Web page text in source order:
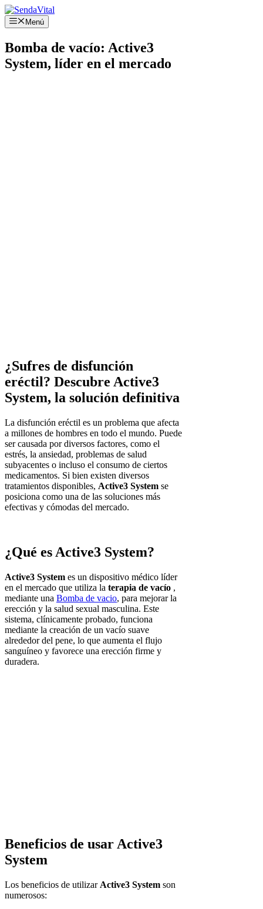
Saltar
al
contenido
Menú
Bomba de vacío: Active3
System, líder en el mercado
¿Sufres de disfunción
eréctil? Descubre Active3
System, la solución definitiva
La disfunción eréctil es un problema que afecta
a millones de hombres en todo el mundo. Puede
ser causada por diversos factores, como el
estrés, la ansiedad, problemas de salud
subyacentes o incluso el consumo de ciertos
medicamentos. Si bien existen diversos
tratamientos disponibles, Active3 System se
posiciona como una de las soluciones más
efectivas y cómodas del mercado.
¿Qué es Active3 System?
Active3 System es un dispositivo médico líder
en el mercado que utiliza la terapia de vacío ,
mediante una Bomba de vacio, para mejorar la
erección y la salud sexual masculina. Este
sistema, clínicamente probado, funciona
mediante la creación de un vacío suave
alrededor del pene, lo que aumenta el flujo
sanguíneo y favorece una erección firme y
duradera.
Beneficios de usar Active3
System
Los beneficios de utilizar Active3 System son
numerosos: